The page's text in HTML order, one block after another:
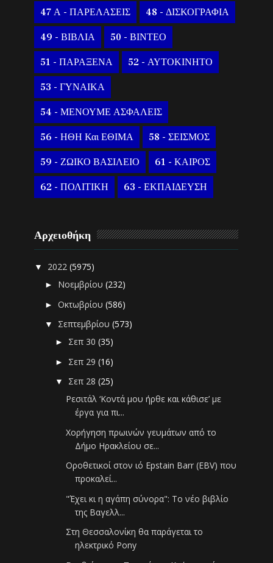
47 Α - ΠΑΡΕΛΑΣΕΙΣ 48 - ΔΙΣΚΟΓΡΑΦΙΑ
49 - ΒΙΒΛΙΑ 50 - ΒΙΝΤΕΟ
51 - ΠΑΡΑΞΕΝΑ 52 - ΑΥΤΟΚΙΝΗΤΟ
53 - ΓΥΝΑΙΚΑ
54 - ΜΕΝΟΥΜΕ ΑΣΦΑΛΕΙΣ
56 - ΗΘΗ Και ΕΘΙΜΑ 58 - ΣΕΙΣΜΟΣ
59 - ΖΩΙΚΟ ΒΑΣΙΛΕΙΟ 61 - ΚΑΙΡΟΣ
62 - ΠΟΛΙΤΙΚΗ 63 - ΕΚΠΑΙΔΕΥΣΗ
Αρχειοθήκη
▼ 2022(5975)
► Νοεμβρίου(232)
►Οκτωβρίου(586)
▼ Σεπτεμβρίου(573)
► Σεπ 30(35)
► Σεπ 29(16)
▼ Σεπ 28(25)
Ρεσιτάλ ‘Κοντά μου ήρθε και κάθισε’ με
έργα για πι...
Χορήγηση πρωινών γευμάτων από το
Δήμο Ηρακλείου σε...
Οροθετικοί στον ιό Epstain Barr (EBV) που
προκαλεί...
"Έχει κι η αγάπη σύνορα": Το νέο βιβλίο
της Βαγελλ...
Στη Θεσσαλονίκη θα παράγεται το
ηλεκτρικό Pony